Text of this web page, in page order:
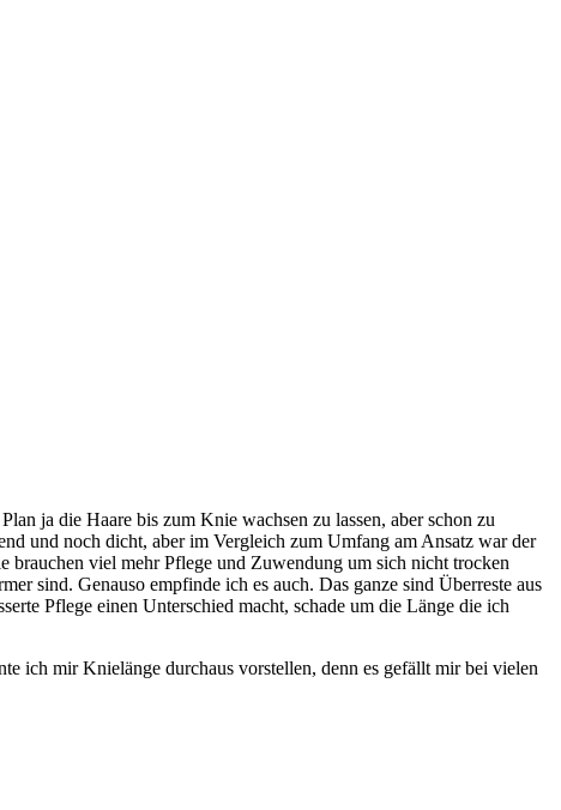
ja die Haare bis zum Knie wachsen zu lassen, aber schon zu
und noch dicht, aber im Vergleich zum Umfang am Ansatz war der
brauchen viel mehr Pflege und Zuwendung um sich nicht trocken
sind. Genauso empfinde ich es auch. Das ganze sind Überreste aus
Pflege einen Unterschied macht, schade um die Länge die ich
ich mir Knielänge durchaus vorstellen, denn es gefällt mir bei vielen